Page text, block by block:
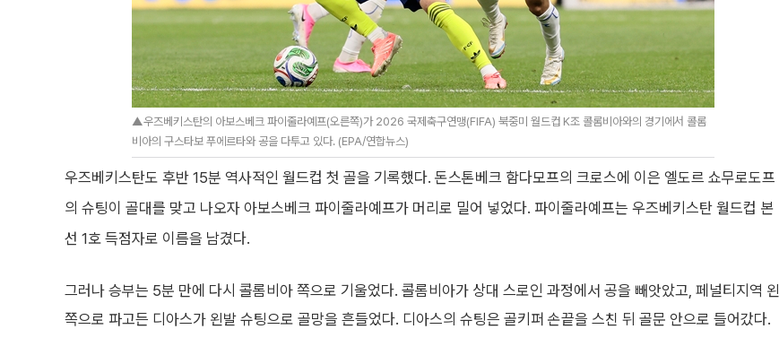
▲우즈베키스탄의 아보스베크 파이줄라예프(오른쪽)가 2026 국제축구연맹(FIFA) 북중미 월드컵 K조 콜롬비아와의 경기에서 콜롬
비아의 구스타보 푸에르타와 공을 다투고 있다. (EPA/연합뉴스)
우즈베키스탄도 후반 15분 역사적인 월드컵 첫 골을 기록했다. 돈스톤베크 함다모프의 크로스에 이은 엘도르 쇼무로도프
의 슈팅이 골대를 맞고 나오자 아보스베크 파이줄라예프가 머리로 밀어 넣었다. 파이줄라예프는 우즈베키스탄 월드컵 본
선 1호 득점자로 이름을 남겼다.
그러나 승부는 5분 만에 다시 콜롬비아 쪽으로 기울었다. 콜롬비아가 상대 스로인 과정에서 공을 빼앗았고, 페널티지역 왼
쪽으로 파고든 디아스가 왼발 슈팅으로 골망을 흔들었다. 디아스의 슈팅은 골키퍼 손끝을 스친 뒤 골문 안으로 들어갔다.